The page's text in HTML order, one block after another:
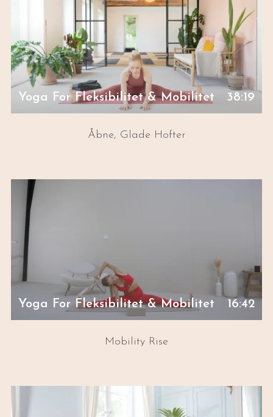
Yoga For Fleksibilitet & Mobilitet 38:19
Åbne, Glade Hofter
Yoga For Fleksibilitet & Mobilitet 16:42
Mobility Rise